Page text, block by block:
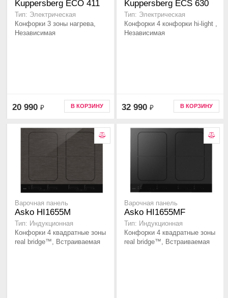
Kuppersberg ECO 411
Тип: Электрическая
Конфорки 3 зоны нагрева,
Независимая
20 990 ₽ В КОРЗИНУ
Kuppersberg ECS 630
Тип: Электрическая
Конфорки 4 конфорки hi-light ,
Независимая
32 990 ₽ В КОРЗИНУ
Варочная панель
Asko HI1655M
Тип: Индукционная
Конфорки 4 квадратные зоны
real bridge™, Встраиваемая
Варочная панель
Asko HI1655MF
Тип: Индукционная
Конфорки 4 квадратные зоны
real bridge™, Встраиваемая